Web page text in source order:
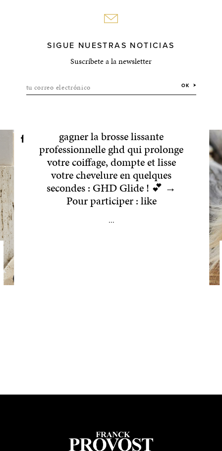
SIGUE NUESTRAS NOTICIAS
Suscríbete a la newsletter
tu correo electrónico OK
gagner la brosse lissante
professionnelle ghd qui prolonge
votre coiffage, dompte et lisse
votre chevelure en quelques
secondes : GHD Glide ! 💕 →
Pour participer : like
...